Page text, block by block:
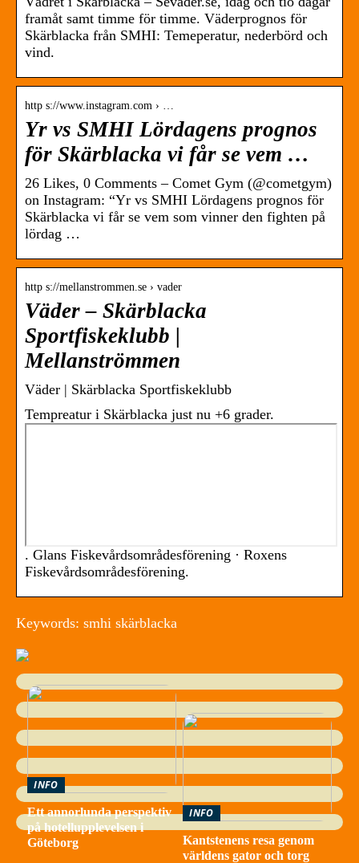
framåt samt timme för timme. Väderprognos för
Skärblacka från SMHI: Temeperatur, nederbörd och
vind.
http s://www.instagram.com › …
Yr vs SMHI Lördagens prognos
för Skärblacka vi får se vem …
26 Likes, 0 Comments – Comet Gym (@cometgym)
on Instagram: “Yr vs SMHI Lördagens prognos för
Skärblacka vi får se vem som vinner den fighten på
lördag …
http s://mellanstrommen.se › vader
Väder – Skärblacka
Sportfiskeklubb |
Mellanströmmen
Väder | Skärblacka Sportfiskeklubb
Tempreatur i Skärblacka just nu +6 grader.
. Glans Fiskevårdsområdesförening · Roxens
Fiskevårdsområdesförening.
Keywords: smhi skärblacka
INFO
Ett annorlunda perspektiv
på hotellupplevelsen i
Göteborg
INFO
Kantstenens resa genom
världens gator och torg